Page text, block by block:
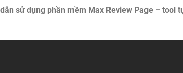
sử dụng phần mềm Max Review Page – tool